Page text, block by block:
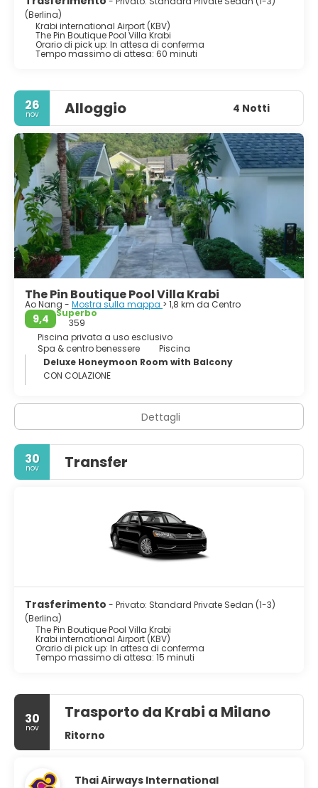
(Berlina)
Krabi international Airport (KBV)
The Pin Boutique Pool Villa Krabi
Orario di pick up: In attesa di conferma
Tempo massimo di attesa: 60 minuti
26
nov Alloggio 4 Notti
The Pin Boutique Pool Villa Krabi
Ao Nang - Mostra sulla mappa > 1,8 km da Centro
9,4
Superbo
359
Piscina privata a uso esclusivo
Spa & centro benessere
Piscina
Deluxe Honeymoon Room with Balcony
CON COLAZIONE
Dettagli
30
nov Transfer
Trasferimento - Privato: Standard Private Sedan (1-3)
(Berlina)
The Pin Boutique Pool Villa Krabi
Krabi international Airport (KBV)
Orario di pick up: In attesa di conferma
Tempo massimo di attesa: 15 minuti
30
nov
Trasporto da Krabi a Milano
Ritorno
Thai Airways International